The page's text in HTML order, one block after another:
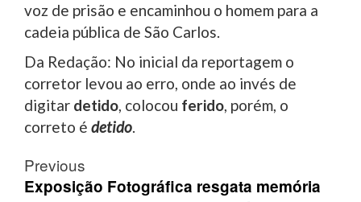
voz de prisão e encaminhou o homem para a
cadeia pública de São Carlos.
Da Redação: No inicial da reportagem o
corretor levou ao erro, onde ao invés de
digitar detido, colocou ferido, porém, o
correto é detido.
Post
navigation
Previous
Exposição Fotográfica resgata memória